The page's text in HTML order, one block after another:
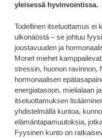
yleisessä hyvinvointissa.
Todellinen itseluottamus ei
ulkonäöstä – se johtuu
joustavuuden ja
Monet miehet
stressin, huonon ravinnon,
hormonaalisen
energiatasoon, mielialaan
itseluottamuksen
yhdistelmällä kuntoa,
elämäntapamuutoksia,
Fyysinen kunto on